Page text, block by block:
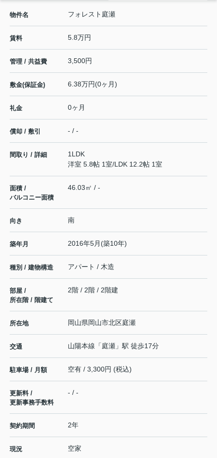
物件名 フォレスト庭瀬
賃料 5.8万円
管理 / 共益費 3,500円
敷金(保証金) 6.38万円(0ヶ月)
礼金 0ヶ月
償却 / 敷引 - / -
間取り / 詳細
1LDK
洋室 5.8帖 1室/LDK 12.2帖 1室
面積 /
バルコニー面積
46.03㎡ / -
向き 南
築年月 2016年5月(築10年)
種別 / 建物構造 アパート / 木造
部屋 /
所在階 / 階建て
2階 / 2階 / 2階建
所在地 岡山県岡山市北区庭瀬
交通 山陽本線 「庭瀬 」駅 徒歩17分
駐車場 / 月額 空有 / 3,300円 (税込)
更新料 /
更新事務手数料
- / -
契約期間 2年
現況 空家